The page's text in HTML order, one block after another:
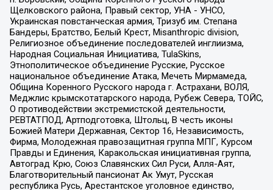
Щелковского района, Правый сектор, УНА - УНСО,
Украинская повстанческая армия, Тризуб им. Степана
Бандеры, Братство, Белый Крест, Misanthropic division,
Религиозное объединение последователей инглиизма,
Народная Социальная Инициатива, TulaSkins,
Этнополитическое объединение Русские, Русское
национальное объединение Атака, Мечеть Мирмамеда,
Община Коренного Русского народа г. Астрахани, ВОЛЯ,
Меджлис крымскотатарского народа, Рубеж Севера, ТОЙС,
О противодействии экстремистской деятельности,
РЕВТАТПОД, Артподготовка, Штольц, В честь иконы
Божией Матери Державная, Сектор 16, Независимость,
Фирма, Молодежная правозащитная группа МПГ, Курсом
Правды и Единения, Каракольская инициативная группа,
Автоград Крю, Союз Славянских Сил Руси, Алля-Аят,
Благотворительный пансионат Ак Умут, Русская
республика Русь, Арестантское уголовное единство,